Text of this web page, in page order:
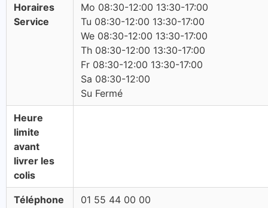
Horaires
Service
Mo 08:30-12:00 13:30-17:00
Tu 08:30-12:00 13:30-17:00
We 08:30-12:00 13:30-17:00
Th 08:30-12:00 13:30-17:00
Fr 08:30-12:00 13:30-17:00
Sa 08:30-12:00
Su Fermé
Heure
limite
avant
livrer les
colis
Téléphone 01 55 44 00 00